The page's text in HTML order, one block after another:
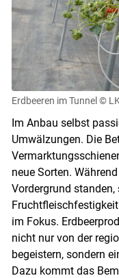
Erdbeeren im Tunnel ©
Im Anbau selbst
Umwälzungen. Die
neue Sorten.
Vordergrund
im Fokus.
nicht nur von der
begeistern, sondern
Dazu kommt das